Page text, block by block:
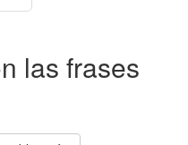
las frases